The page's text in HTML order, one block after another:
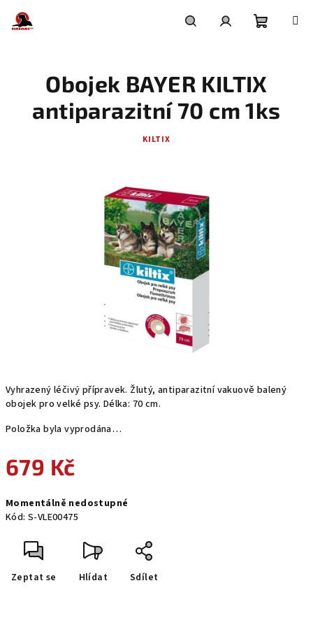
obsah
košík
Vyhrazený léčivý přípravek. Žlutý, antiparazitní vakuově balený
obojek pro velké psy. Délka: 70 cm.
Položka byla vyprodána…
679 Kč
cena:
Momentálně nedostupné
Kód: S-VLE00475
Zeptat se Hlídat Sdílet
Obojek BAYER KILTIX
antiparazitní 70 cm 1ks
KILTIX